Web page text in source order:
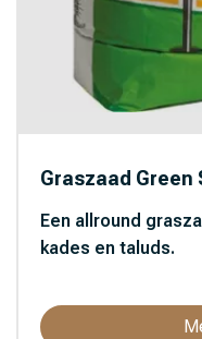
Graszaad Green
Een allround
kades en taluds.